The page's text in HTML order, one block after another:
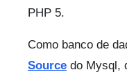
PHP 5.
Como banco de
Source do Mysql,